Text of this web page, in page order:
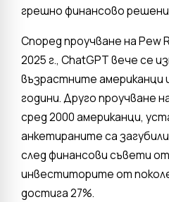
грешно финансово
Според проучване на Pew
2025 г., ChatGPT вече се
възрастните американци
години. Друго проучване
сред 2000 американци,
анкетираните са
след финансови съвети
инвеститорите от
достига 27%.